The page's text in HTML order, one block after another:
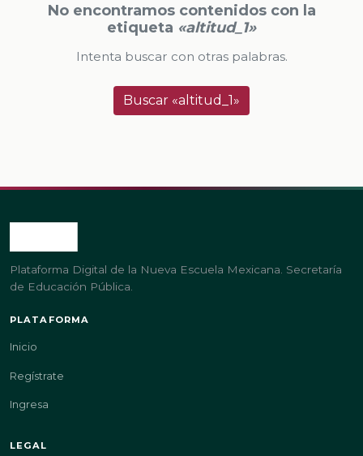
No encontramos contenidos con la
etiqueta «altitud_1»
Intenta buscar con otras palabras.
Buscar «altitud_1»
Plataforma Digital de la Nueva Escuela Mexicana. Secretaría
de Educación Pública.
PLATAFORMA
Inicio
Regístrate
Ingresa
LEGAL